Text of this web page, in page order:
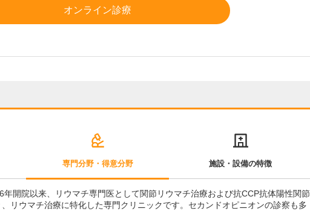
オンライン診療
専門分野・得意分野 施設・設備の特徴
開院以来、リウマチ専門医として関節リウマチ治療および抗CCP抗体陽性関節
リウマチ治療に特化した専門クリニックです。セカンドオピニオンの診察も多